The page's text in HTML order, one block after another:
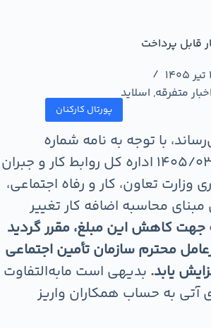
پورتال کارکنان
قابل پرداخت
اخبار متفرقه, اسلاید
با توجه به نامه شماره
34442 مورخ 1405/03/13 اداره کل روابط کار و جبران
وزارت تعاون، کار و رفاه اجتماعی،
مبنای محاسبه اضافه کار تغییر
جهت کاهش این مبلغ، مقرر گردید
محترم سازمان تأمین اجتماعی
یابد. بدیهی است ما‌به‌التفاوت
آتی به حساب همکاران واریز